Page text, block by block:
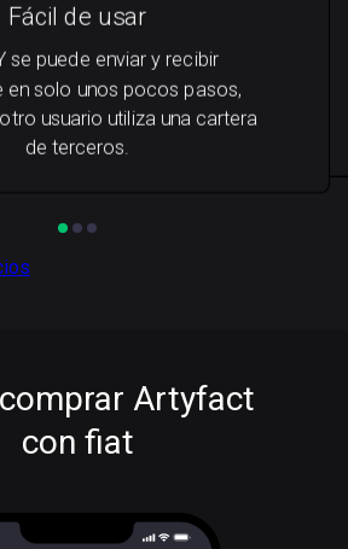
Fácil de usar
se puede enviar y recibir
en solo unos pocos pasos,
usuario utiliza una cartera
de terceros.
Artyfact
con fiat